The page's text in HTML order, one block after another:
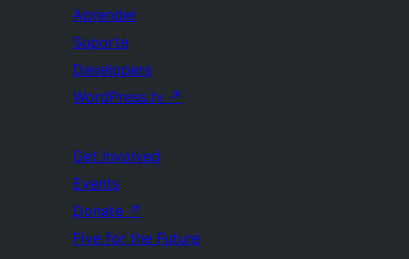
Aprender
Suporte
Developers
WordPress.tv ↗
Get Involved
Events
Donate ↗
Five for the Future